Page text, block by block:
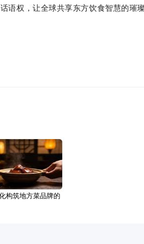
语权，让全球共享东方饮食智慧的璀
构筑地方菜品牌的